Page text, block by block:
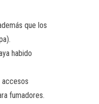
que los
habido
accesos
fumadores.